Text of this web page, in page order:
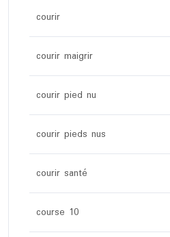
courir
courir maigrir
courir pied nu
courir pieds nus
courir santé
course 10